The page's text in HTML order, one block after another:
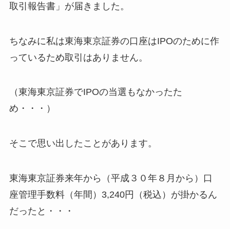
取引報告書」が届きました。
ちなみに私は東海東京証券の口座はIPOのために作
っているため取引はありません。
（東海東京証券でIPOの当選もなかったた
め・・・）
そこで思い出したことがあります。
東海東京証券来年から（平成３０年８月から）口
座管理手数料（年間）3,240円（税込）が掛かるん
だったと・・・